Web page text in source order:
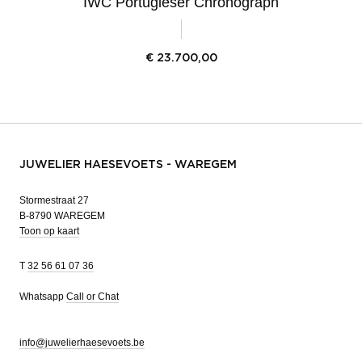
€ 23.700,00
JUWELIER HAESEVOETS - WAREGEM
Stormestraat 27
B-8790 WAREGEM
Toon op kaart
T 32 56 61 07 36
Whatsapp Call or Chat
info@juwelierhaesevoets.be